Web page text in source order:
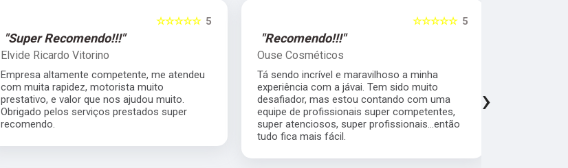
5
☆☆☆☆☆
"Super Recomendo!!!"
Elvide Ricardo Vitorino
Empresa altamente competente, me atendeu
com muita rapidez, motorista muito
prestativo, e valor que nos ajudou muito.
Obrigado pelos serviços prestados super
recomendo.
5
☆☆☆☆☆
"Recomendo!!!"
Ouse Cosméticos
Tá sendo incrível e maravilhoso a minha
experiência com a jávai. Tem sido muito
desafiador, mas estou contando com uma
equipe de profissionais super competentes,
super atenciosos, super profissionais...então
tudo fica mais fácil.
›